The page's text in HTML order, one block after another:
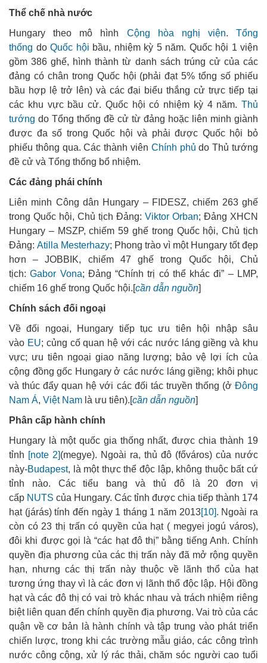
Thể chế nhà nước
Hungary theo mô hình Cộng hòa nghị viện. Tổng
thống do Quốc hội bầu, nhiệm kỳ 5 năm. Quốc hội 1 viện
gồm 386 ghế, hình thành từ danh sách trúng cử của các
đảng có chân trong Quốc hội (phải đạt 5% tổng số phiếu
bầu hợp lệ trở lên) và các đại biểu thắng cử trực tiếp tại
các khu vực bầu cử. Quốc hội có nhiệm kỳ 4 năm. Thủ
tướng do Tổng thống đề cử từ đảng hoặc liên minh giành
được đa số trong Quốc hội và phải được Quốc hội bỏ
phiếu thông qua. Các thành viên Chính phủ do Thủ tướng
đề cử và Tổng thống bổ nhiệm.
Các đảng phái chính
Liên minh Công dân Hungary – FIDESZ, chiếm 263 ghế
trong Quốc hội, Chủ tịch Đảng: Viktor Orban; Đảng XHCN
Hungary – MSZP, chiếm 59 ghế trong Quốc hội, Chủ tịch
Đảng: Atilla Mesterhazy; Phong trào vì một Hungary tốt đẹp
hơn – JOBBIK, chiếm 47 ghế trong Quốc hội, Chủ
tịch:Gabor Vona; Đảng “Chính trị có thể khác đi” – LMP,
chiếm 16 ghế trong Quốc hội.[cần dẫn nguồn]
Chính sách đối ngoại
Về đối ngoại, Hungary tiếp tục ưu tiên hội nhập sâu
vào EU; củng cố quan hệ với các nước láng giềng và khu
vực; ưu tiên ngoại giao năng lượng; bảo vệ lợi ích của
cộng đồng gốc Hungary ở các nước láng giềng; khôi phục
và thúc đẩy quan hệ với các đối tác truyền thống (ở Đông
Nam Á, Việt Nam là ưu tiên).[cần dẫn nguồn]
Phân cấp hành chính
Hungary là một quốc gia thống nhất, được chia thành 19
tỉnh [note 2](megye). Ngoài ra, thủ đô (főváros) của nước
này-Budapest, là một thực thể độc lập, không thuộc bất cứ
tỉnh nào. Các tiểu bang và thủ đô là 20 đơn vị
cấp NUTS của Hungary. Các tỉnh được chia tiếp thành 174
hạt (járás) tính đến ngày 1 tháng 1 năm 2013[10]. Ngoài ra
còn có 23 thị trấn có quyền của hạt ( megyei jogú város),
đôi khi được gọi là “các hạt đô thị” bằng tiếng Anh. Chính
quyền địa phương của các thị trấn này đã mở rộng quyền
hạn, nhưng các thị trấn này thuộc về lãnh thổ của hạt
tương ứng thay vì là các đơn vị lãnh thổ độc lập. Hội đồng
hạt và các đô thị có vai trò khác nhau và trách nhiệm riêng
biệt liên quan đến chính quyền địa phương. Vai trò của các
quận về cơ bản là hành chính và tập trung vào phát triển
chiến lược, trong khi các trường mẫu giáo, các công trình
nước công cộng, xử lý rác thải, chăm sóc người cao tuổi